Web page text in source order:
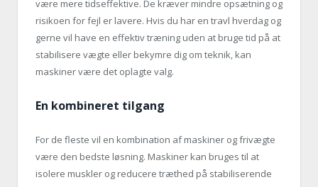
være mere tidseffektive. De kræver mindre opsætning og
risikoen for fejl er lavere. Hvis du har en travl hverdag og
gerne vil have en effektiv træning uden at bruge tid på at
stabilisere vægte eller bekymre dig om teknik, kan
maskiner være det oplagte valg.
En kombineret tilgang
For de fleste vil en kombination af maskiner og frivægte
være den bedste løsning. Maskiner kan bruges til at
isolere muskler og reducere træthed på stabiliserende